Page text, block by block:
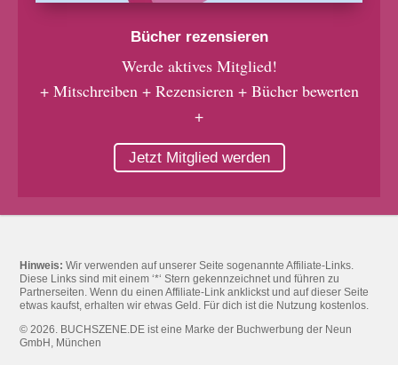
Bücher rezensieren
Werde aktives Mitglied!
+ Mitschreiben + Rezensieren + Bücher bewerten
+
Jetzt Mitglied werden
Hinweis: Wir verwenden auf unserer Seite sogenannte Affiliate-Links.
Diese Links sind mit einem ‘*‘ Stern gekennzeichnet und führen zu
Partnerseiten. Wenn du einen Affiliate-Link anklickst und auf dieser Seite
etwas kaufst, erhalten wir etwas Geld. Für dich ist die Nutzung kostenlos.
© 2026. BUCHSZENE.DE ist eine Marke der Buchwerbung der Neun
GmbH, München